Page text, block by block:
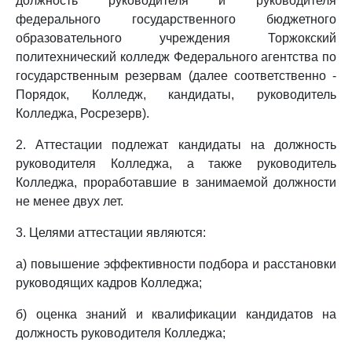
федерального государственного бюджетного
образовательного учреждения Торжокский
политехнический колледж Федерального агентства по
государственным резервам (далее соответственно -
Порядок, Колледж, кандидаты, руководитель
Колледжа, Росрезерв).
2. Аттестации подлежат кандидаты на должность
руководителя Колледжа, а также руководитель
Колледжа, проработавшие в занимаемой должности
не менее двух лет.
3. Целями аттестации являются:
а) повышение эффективности подбора и расстановки
руководящих кадров Колледжа;
б) оценка знаний и квалификации кандидатов на
должность руководителя Колледжа;